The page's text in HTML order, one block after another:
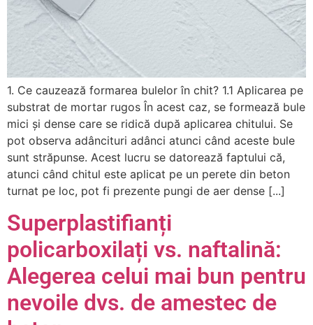
1. Ce cauzează formarea bulelor în chit? 1.1 Aplicarea pe
substrat de mortar rugos În acest caz, se formează bule
mici și dense care se ridică după aplicarea chitului. Se
pot observa adâncituri adânci atunci când aceste bule
sunt străpunse. Acest lucru se datorează faptului că,
atunci când chitul este aplicat pe un perete din beton
turnat pe loc, pot fi prezente pungi de aer dense [...]
Superplastifianți
policarboxilați vs. naftalină:
Alegerea celui mai bun pentru
nevoile dvs. de amestec de